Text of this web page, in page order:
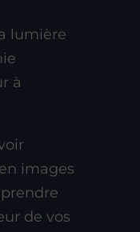
lumière
à
images
de vos